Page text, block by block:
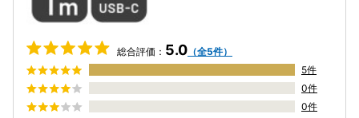
総合評価： 5.0 （全5件）
5件
0件
0件